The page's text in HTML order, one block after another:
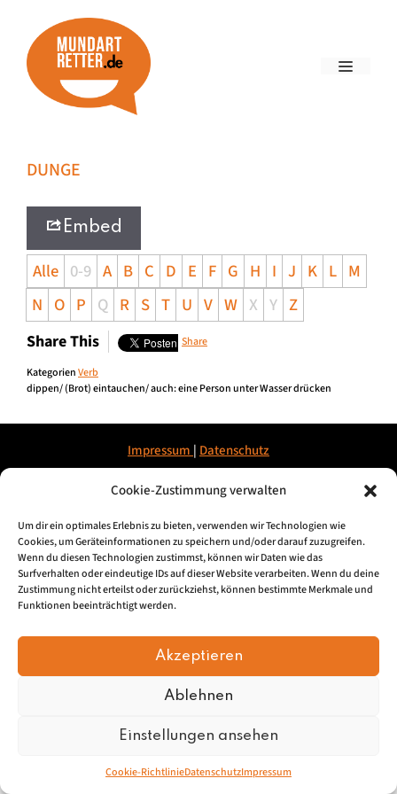
Cookie-Zustimmung verwalten
Um dir ein optimales Erlebnis zu bieten, verwenden wir Technologien wie
Cookies, um Geräteinformationen zu speichern und/oder darauf zuzugreifen.
Wenn du diesen Technologien zustimmst, können wir Daten wie das
Surfverhalten oder eindeutige IDs auf dieser Website verarbeiten. Wenn du deine
Zustimmung nicht erteilst oder zurückziehst, können bestimmte Merkmale und
Funktionen beeinträchtigt werden.
Akzeptieren
Ablehnen
Einstellungen ansehen
Cookie-RichtlinieDatenschutzImpressum
DUNGE
Embed
Alle 0-9 A B C D E F G H I J K L M
N O P Q R S T U V W X Y Z
Share This Share
KategorienVerb
dippen/ (Brot) eintauchen/ auch: eine Person unter Wasser drücken
Impressum | Datenschutz
© 2026, Mundartretter.de